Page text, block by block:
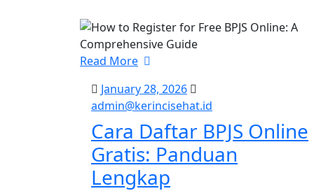
Read More
January 28, 2026January
28,
2026
admin@kerincisehat.id
Cara Daftar BPJS Online
Gratis: Panduan
Lengkap